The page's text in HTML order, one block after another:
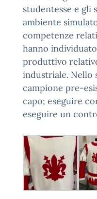
studentesse e
ambiente
competenze
hanno
produttivo
industriale. Nello
campione pre-
capo; eseguire
eseguire un